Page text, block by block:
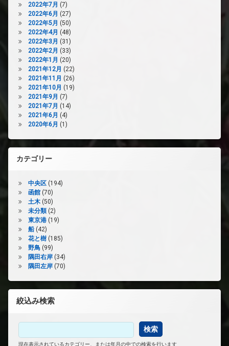
2022年7月 (7)
2022年6月 (27)
2022年5月 (50)
2022年4月 (48)
2022年3月 (31)
2022年2月 (33)
2022年1月 (20)
2021年12月 (22)
2021年11月 (26)
2021年10月 (19)
2021年9月 (7)
2021年7月 (14)
2021年6月 (4)
2020年6月 (1)
カテゴリー
中央区(194)
函館(70)
土木(50)
未分類(2)
東京港(19)
船(42)
花と樹(185)
野鳥 (99)
隅田右岸(34)
隅田左岸(70)
絞込み検索
現在表示されているカテゴリー、または年月の中での検索を行います